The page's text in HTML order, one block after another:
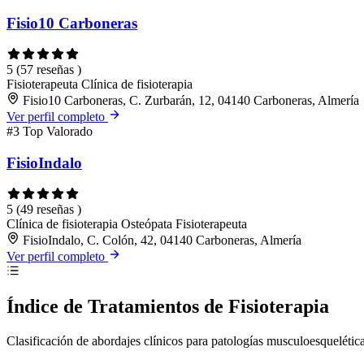
Fisio10 Carboneras
5 (57 reseñas )
Fisioterapeuta Clínica de fisioterapia
Fisio10 Carboneras, C. Zurbarán, 12, 04140 Carboneras, Almería
Ver perfil completo
#3 Top Valorado
FisioIndalo
5 (49 reseñas )
Clínica de fisioterapia Osteópata Fisioterapeuta
FisioIndalo, C. Colón, 42, 04140 Carboneras, Almería
Ver perfil completo
Índice de Tratamientos de Fisioterapia
Clasificación de abordajes clínicos para patologías